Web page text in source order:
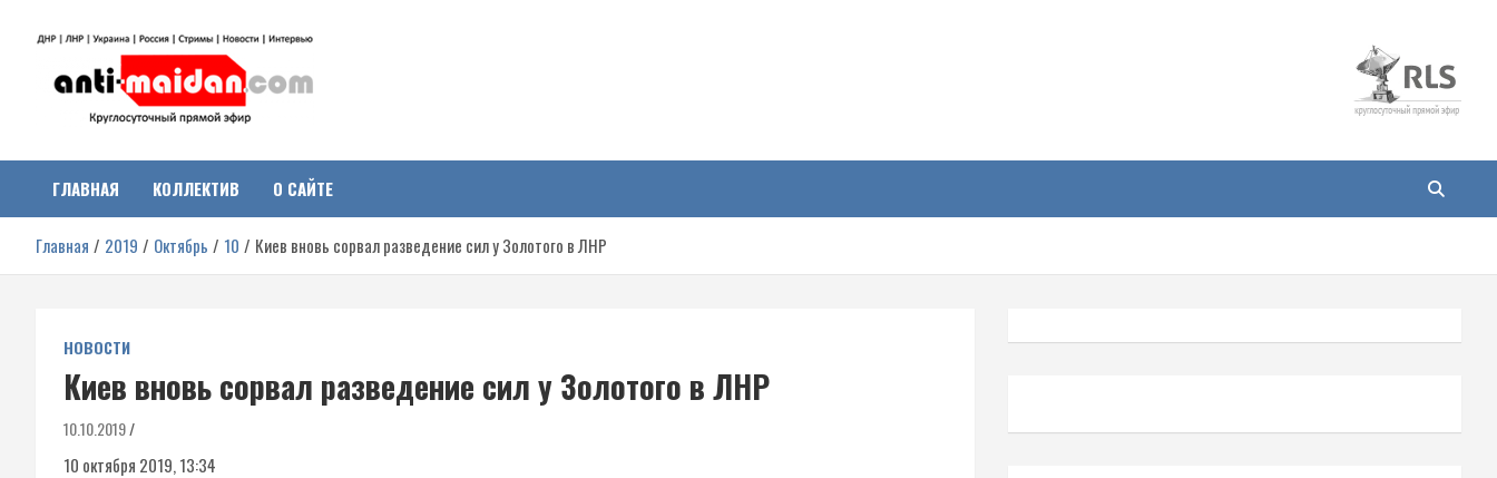
Антимайдан:
Гражданская война на
Украине
о гражданской войне на Украине, включая события в Новороссии,
ДНР, ЛНР и других регионах.
ГЛАВНАЯ КОЛЛЕКТИВ О САЙТЕ
Главная 2019 Октябрь 10 Киев вновь сорвал разведение сил у Золотого в ЛНР
НОВОСТИ
Киев вновь сорвал разведение сил у Золотого в ЛНР
10.10.2019
10 октября 2019, 13:34